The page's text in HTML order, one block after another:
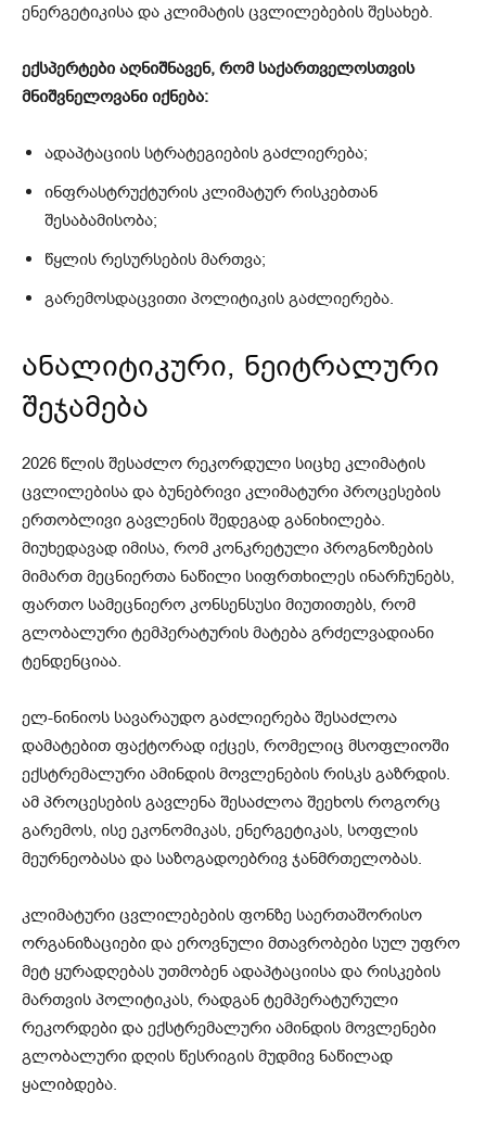
ენერგეტიკისა და კლიმატის ცვლილებების შესახებ.
ექსპერტები აღნიშნავენ, რომ საქართველოსთვის
მნიშვნელოვანი იქნება:
ადაპტაციის სტრატეგიების გაძლიერება;
ინფრასტრუქტურის კლიმატურ რისკებთან
შესაბამისობა;
წყლის რესურსების მართვა;
გარემოსდაცვითი პოლიტიკის გაძლიერება.
ანალიტიკური, ნეიტრალური
შეჯამება
2026 წლის შესაძლო რეკორდული სიცხე კლიმატის
ცვლილებისა და ბუნებრივი კლიმატური პროცესების
ერთობლივი გავლენის შედეგად განიხილება.
მიუხედავად იმისა, რომ კონკრეტული პროგნოზების
მიმართ მეცნიერთა ნაწილი სიფრთხილეს ინარჩუნებს,
ფართო სამეცნიერო კონსენსუსი მიუთითებს, რომ
გლობალური ტემპერატურის მატება გრძელვადიანი
ტენდენციაა.
ელ-ნინიოს სავარაუდო გაძლიერება შესაძლოა
დამატებით ფაქტორად იქცეს, რომელიც მსოფლიოში
ექსტრემალური ამინდის მოვლენების რისკს გაზრდის.
ამ პროცესების გავლენა შესაძლოა შეეხოს როგორც
გარემოს, ისე ეკონომიკას, ენერგეტიკას, სოფლის
მეურნეობასა და საზოგადოებრივ ჯანმრთელობას.
კლიმატური ცვლილებების ფონზე საერთაშორისო
ორგანიზაციები და ეროვნული მთავრობები სულ უფრო
მეტ ყურადღებას უთმობენ ადაპტაციისა და რისკების
მართვის პოლიტიკას, რადგან ტემპერატურული
რეკორდები და ექსტრემალური ამინდის მოვლენები
გლობალური დღის წესრიგის მუდმივ ნაწილად
ყალიბდება.